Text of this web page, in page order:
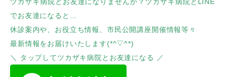
ツカザキ病院とお友達になりませんか？ツカザキ病院とLINE
でお友達になると…
休診案内や、お役立ち情報、市民公開講座開催情報等々
最新情報をお届けいたします(*^▽^*)
＼ タップしてツカザキ病院とお友達になる ／